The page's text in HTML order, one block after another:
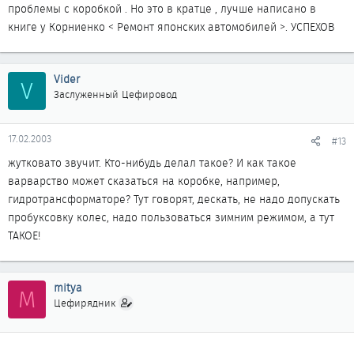
проблемы с коробкой . Но это в кратце , лучше написано в
книге у Корниенко < Ремонт японских автомобилей >. УСПЕХОВ
V Vider
Заслуженный Цефировод
17.02.2003 #13
жутковато звучит. Кто-нибудь делал такое? И как такое
варварство может сказаться на коробке, например,
гидротрансформаторе? Тут говорят, дескать, не надо допускать
пробуксовку колес, надо пользоваться зимним режимом, а тут
ТАКОЕ!
M mitya
Цефирядник